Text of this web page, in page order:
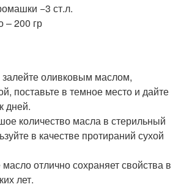
−3 ст.л.
– 200 гр
оливковым маслом,
поставьте в темное место и дайте
дней.
количество масла в стерильный
в качестве протираний сухой
отлично сохраняет свойства в
лет.